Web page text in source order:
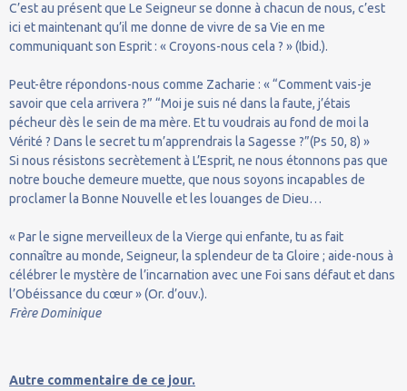
C’est au présent que Le Seigneur se donne à chacun de nous, c’est
ici et maintenant qu’il me donne de vivre de sa Vie en me
communiquant son Esprit : « Croyons-nous cela ? » (Ibid.).
Peut-être répondons-nous comme Zacharie : « “Comment vais-je
savoir que cela arrivera ?” “Moi je suis né dans la faute, j’étais
pécheur dès le sein de ma mère. Et tu voudrais au fond de moi la
Vérité ? Dans le secret tu m’apprendrais la Sagesse ?”(Ps 50, 8) »
Si nous résistons secrètement à L’Esprit, ne nous étonnons pas que
notre bouche demeure muette, que nous soyons incapables de
proclamer la Bonne Nouvelle et les louanges de Dieu…
« Par le signe merveilleux de la Vierge qui enfante, tu as fait
connaître au monde, Seigneur, la splendeur de ta Gloire ; aide-nous à
célébrer le mystère de l’incarnation avec une Foi sans défaut et dans
l’Obéissance du cœur » (Or. d’ouv.).
Frère Dominique
Autre commentaire de ce jour.